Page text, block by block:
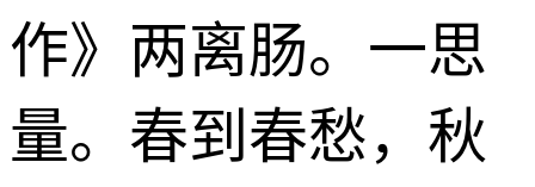
作》两离肠。一思
量。春到春愁，秋